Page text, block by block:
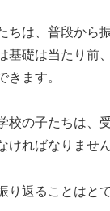
ちは、普段から
基礎は当たり前
きます。
校の子たちは、
ければなりません
り返ることはと